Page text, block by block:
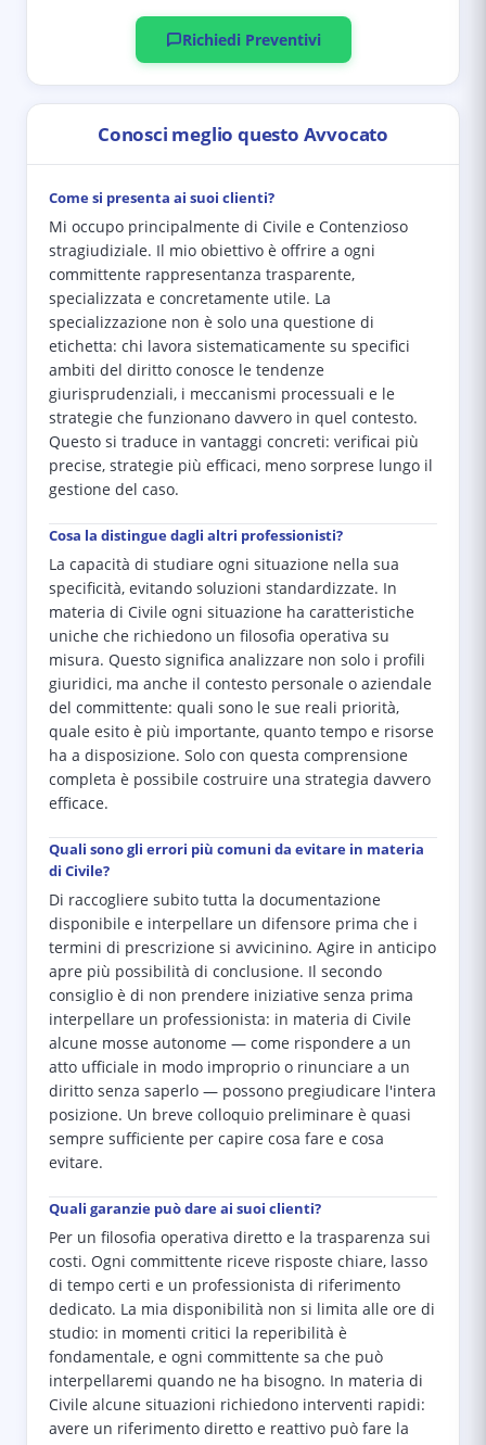
Richiedi Preventivi
Conosci meglio questo Avvocato
Come si presenta ai suoi clienti?
Mi occupo principalmente di Civile e Contenzioso
stragiudiziale. Il mio obiettivo è offrire a ogni
committente rappresentanza trasparente,
specializzata e concretamente utile. La
specializzazione non è solo una questione di
etichetta: chi lavora sistematicamente su specifici
ambiti del diritto conosce le tendenze
giurisprudenziali, i meccanismi processuali e le
strategie che funzionano davvero in quel contesto.
Questo si traduce in vantaggi concreti: verificai più
precise, strategie più efficaci, meno sorprese lungo il
gestione del caso.
Cosa la distingue dagli altri professionisti?
La capacità di studiare ogni situazione nella sua
specificità, evitando soluzioni standardizzate. In
materia di Civile ogni situazione ha caratteristiche
uniche che richiedono un filosofia operativa su
misura. Questo significa analizzare non solo i profili
giuridici, ma anche il contesto personale o aziendale
del committente: quali sono le sue reali priorità,
quale esito è più importante, quanto tempo e risorse
ha a disposizione. Solo con questa comprensione
completa è possibile costruire una strategia davvero
efficace.
Quali sono gli errori più comuni da evitare in materia
di Civile?
Di raccogliere subito tutta la documentazione
disponibile e interpellare un difensore prima che i
termini di prescrizione si avvicinino. Agire in anticipo
apre più possibilità di conclusione. Il secondo
consiglio è di non prendere iniziative senza prima
interpellare un professionista: in materia di Civile
alcune mosse autonome — come rispondere a un
atto ufficiale in modo improprio o rinunciare a un
diritto senza saperlo — possono pregiudicare l'intera
posizione. Un breve colloquio preliminare è quasi
sempre sufficiente per capire cosa fare e cosa
evitare.
Quali garanzie può dare ai suoi clienti?
Per un filosofia operativa diretto e la trasparenza sui
costi. Ogni committente riceve risposte chiare, lasso
di tempo certi e un professionista di riferimento
dedicato. La mia disponibilità non si limita alle ore di
studio: in momenti critici la reperibilità è
fondamentale, e ogni committente sa che può
interpellaremi quando ne ha bisogno. In materia di
Civile alcune situazioni richiedono interventi rapidi:
avere un riferimento diretto e reattivo può fare la